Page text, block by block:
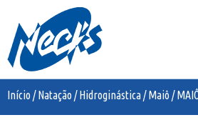
Início /Natação / Hidroginástica/Maiô /